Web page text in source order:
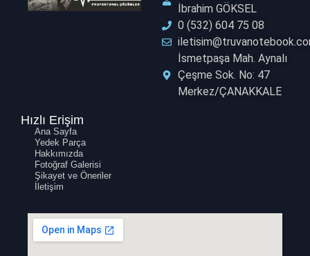
İbrahim GÖKSEL
0 (532) 604 75 08
İsmetpaşa Mah. Aynalı
Çeşme Sok. No: 47
Merkez/ÇANAKKALE ​
Hızlı Erişim
Ana Sayfa
Yedek Parça
Hakkımızda
Fotoğraf Galerisi
Şikayet ve Öneriler
İletişim